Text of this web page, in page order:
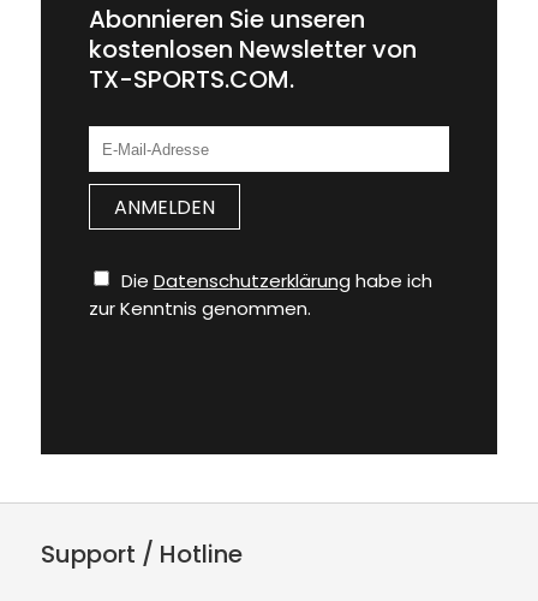
Abonnieren Sie unseren
kostenlosen Newsletter von
TX-SPORTS.COM.
Die Datenschutzerklärung habe ich
zur Kenntnis genommen.
Support / Hotline